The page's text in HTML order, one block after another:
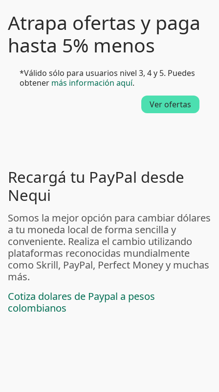
Atrapa ofertas y paga
hasta 5% menos
*Válido sólo para usuarios nivel 3, 4 y 5. Puedes
obtener más información aquí.
Ver ofertas
Recargá tu PayPal desde
Nequi
Somos la mejor opción para cambiar dólares
a tu moneda local de forma sencilla y
conveniente. Realiza el cambio utilizando
plataformas reconocidas mundialmente
como Skrill, PayPal, Perfect Money y muchas
más.
Cotiza dolares de Paypal a pesos
colombianos